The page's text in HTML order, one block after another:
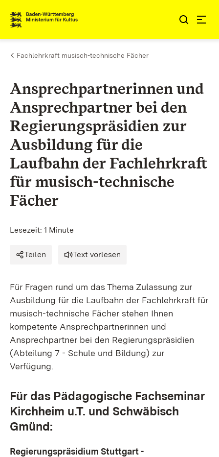
Zum Inhalt springen
Link zur Startseite
Fachlehrkraft musisch-technische Fächer
Ansprechpartnerinnen und
Ansprechpartner bei den
Regierungspräsidien zur
Ausbildung für die
Laufbahn der Fachlehrkraft
für musisch-technische
Fächer
Lesezeit: 1 Minute
Teilen Text vorlesen
Für Fragen rund um das Thema Zulassung zur
Ausbildung für die Laufbahn der Fachlehrkraft für
musisch-technische Fächer stehen Ihnen
kompetente Ansprechpartnerinnen und
Ansprechpartner bei den Regierungspräsidien
(Abteilung 7 - Schule und Bildung) zur
Verfügung.
Für das Pädagogische Fachseminar
Kirchheim u.T. und Schwäbisch
Gmünd:
Regierungspräsidium Stuttgart -